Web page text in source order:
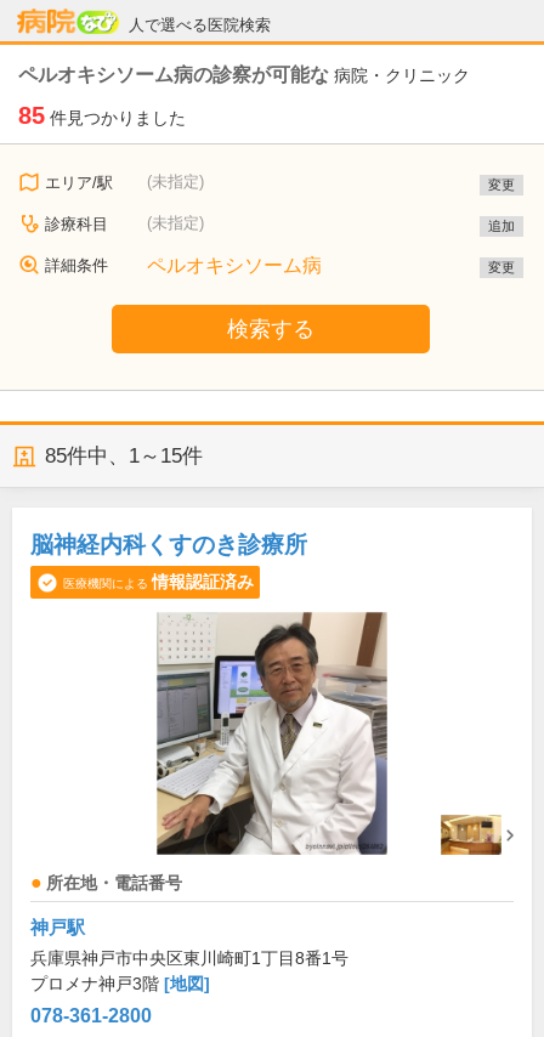
人で選べる医院検索
病院なび
ペルオキシソーム病の診察が可能な 病院・クリニック
85 件見つかりました
エリア/駅 (未指定) 変更
診療科目 (未指定) 追加
詳細条件 ペルオキシソーム病 変更
検索する
85件中、 1～15件
脳神経内科くすのき診療所
医療機関による 情報認証済み
所在地・電話番号
神戸駅
兵庫県神戸市中央区東川崎町1丁目8番1号
プロメナ神戸3階 [地図]
078-361-2800